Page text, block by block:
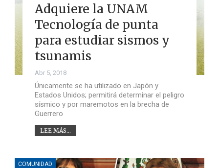
Adquiere la UNAM
Tecnología de punta
para estudiar sismos y
tsunamis
Abr 5, 2018
Únicamente se ha utilizado en Japón y
Estados Unidos; permitirá determinar el peligro
sísmico y por maremotos en la brecha de
Guerrero
LEE MÁS...
COMUNIDAD